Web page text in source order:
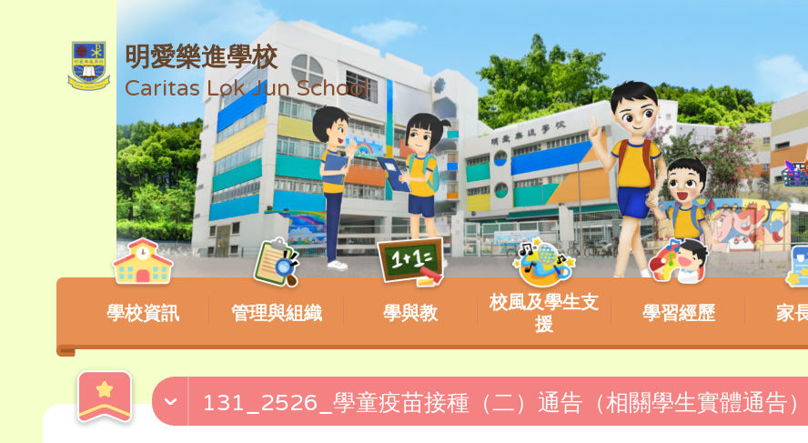
明愛樂進學校
Caritas Lok Jun School
學校資訊 管理與組織 學與教
校風及學生支
援
學習經歷 家
131_2526_學童疫苗接種（二）通告（相關學生實體通告）